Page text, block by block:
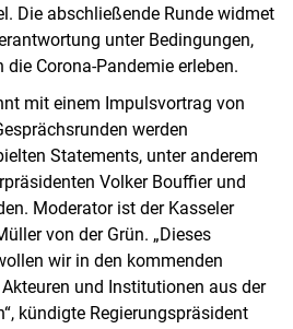
Die abschließende Runde widmet
unter Bedingungen,
Corona-Pandemie erleben.
mit einem Impulsvortrag von
werden
Statements, unter anderem
Volker Bouffier und
Moderator ist der Kasseler
von der Grün. „Dieses
wir in den kommenden
und Institutionen aus der
kündigte Regierungspräsident